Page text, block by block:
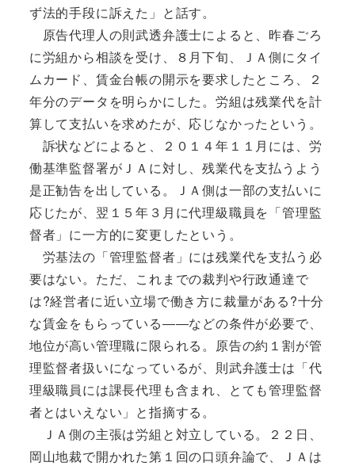
ず法的手段に訴えた」と話す。
原告代理人の則武透弁護士によると、昨春ごろ
に労組から相談を受け、８月下旬、ＪＡ側にタイ
ムカード、賃金台帳の開示を要求したところ、２
年分のデータを明らかにした。労組は残業代を計
算して支払いを求めたが、応じなかったという。
訴状などによると、２０１４年１１月には、労
働基準監督署がＪＡに対し、残業代を支払うよう
是正勧告を出している。ＪＡ側は一部の支払いに
応じたが、翌１５年３月に代理級職員を「管理監
督者」に一方的に変更したという。
労基法の「管理監督者」には残業代を支払う必
要はない。ただ、これまでの裁判や行政通達で
は?経営者に近い立場で働き方に裁量がある?十分
な賃金をもらっている――などの条件が必要で、
地位が高い管理職に限られる。原告の約１割が管
理監督者扱いになっているが、則武弁護士は「代
理級職員には課長代理も含まれ、とても管理監督
者とはいえない」と指摘する。
ＪＡ側の主張は労組と対立している。２２日、
岡山地裁で開かれた第１回の口頭弁論で、ＪＡは